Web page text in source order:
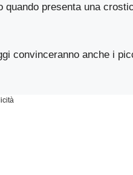
presenta una
convinceranno anche i